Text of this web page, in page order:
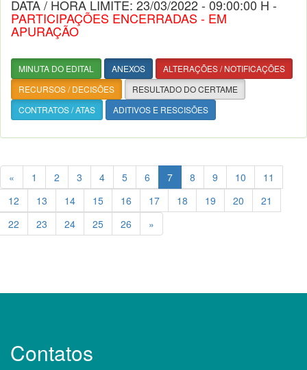
DATA / HORA LIMITE: 23/03/2022 - 09:00:00 H -
PARTICIPAÇÕES ENCERRADAS - EM
APURAÇÃO
MINUTA DO EDITAL ANEXOS
ALTERAÇÕES / NOTIFICAÇÕES
RECURSOS / DECISÕES
RESULTADO DO CERTAME
CONTRATOS / ATAS
ADITIVOS E RESCISÕES
« 1 2 3 4 5 6 7 8 9 10
11
12
13 14 15 16 17 18 19 20
21
22
23 24 25 26 »
Contatos